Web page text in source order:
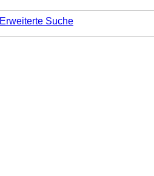
Erweiterte Suche